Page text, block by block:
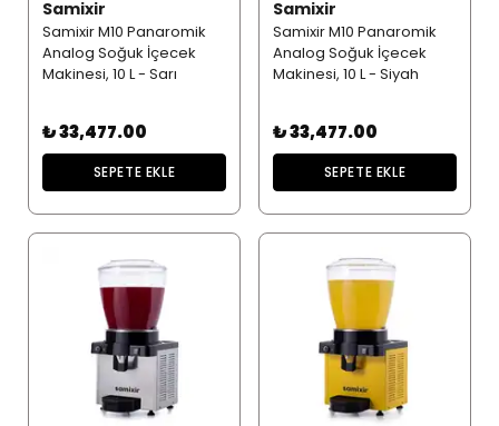
Samixir
Samixir M10 Panaromik
Analog Soğuk İçecek
Makinesi, 10 L - Sarı
₺ 33,477.00
SEPETE EKLE
Samixir
Samixir M10 Panaromik
Analog Soğuk İçecek
Makinesi, 10 L - Siyah
₺ 33,477.00
SEPETE EKLE